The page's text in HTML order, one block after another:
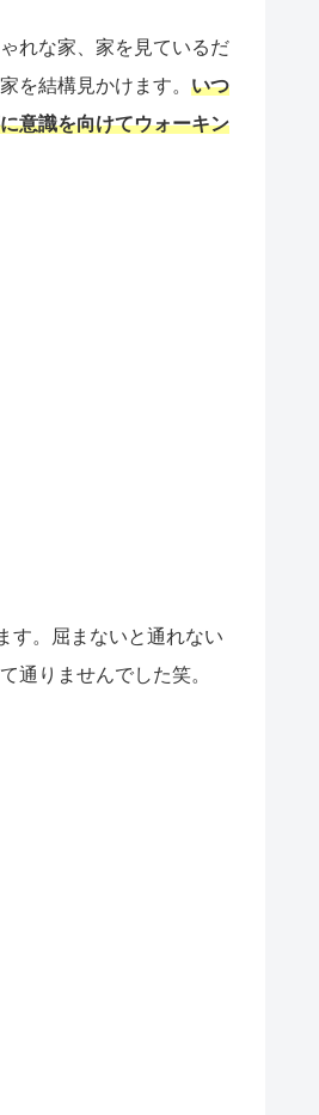
れな家、家を見ているだ
を結構見かけます。 いつ
意識を向けてウォーキン
す。屈まないと通れない
通りませんでした笑。